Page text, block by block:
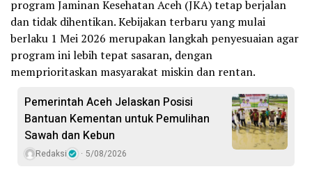
program Jaminan Kesehatan Aceh (JKA) tetap berjalan
dan tidak dihentikan. Kebijakan terbaru yang mulai
berlaku 1 Mei 2026 merupakan langkah penyesuaian agar
program ini lebih tepat sasaran, dengan
memprioritaskan masyarakat miskin dan rentan.
Pemerintah Aceh Jelaskan Posisi
Bantuan Kementan untuk Pemulihan
Sawah dan Kebun
Redaksi 5/08/2026